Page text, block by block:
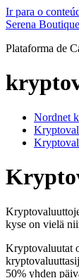
Ir para o
Serena
Plataforma de
Nordnet
kyse on vielä
Kryptovaluutat
50% yhden